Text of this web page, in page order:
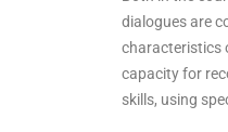
dialogues are
characteristics
capacity for
skills, using